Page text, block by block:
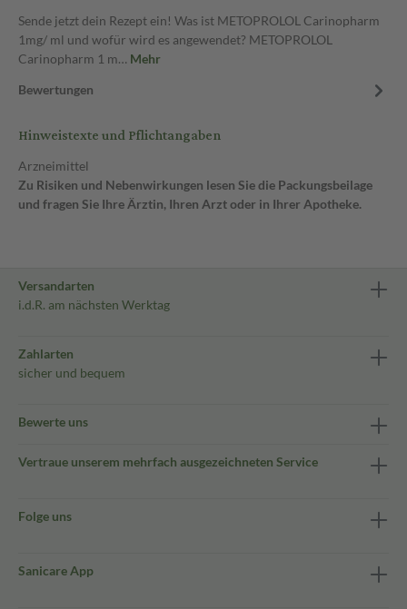
Sende jetzt dein Rezept ein! Was ist METOPROLOL Carinopharm
1mg/ ml und wofür wird es angewendet? METOPROLOL
Carinopharm 1 m… Mehr
Bewertungen
Hinweistexte und Pflichtangaben
Arzneimittel
Zu Risiken und Nebenwirkungen lesen Sie die Packungsbeilage
und fragen Sie Ihre Ärztin, Ihren Arzt oder in Ihrer Apotheke.
Versandarten
i.d.R. am nächsten Werktag
Zahlarten
sicher und bequem
Bewerte uns
Vertraue unserem mehrfach ausgezeichneten Service
Folge uns
Sanicare App